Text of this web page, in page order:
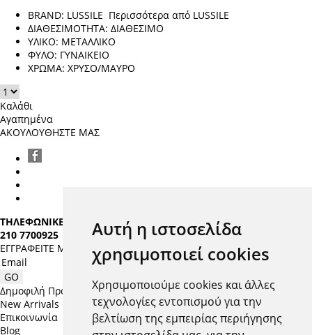
Αυτή η ιστοσελίδα
χρησιμοποιεί cookies
Χρησιμοποιούμε cookies και άλλες
τεχνολογίες εντοπισμού για την
βελτίωση της εμπειρίας περιήγησης
BRAND: LUSSILE Περισσότερα από LUSSILE
ΔΙΑΘΕΣΙΜΟΤΗΤΑ: ΔΙΑΘΕΣΙΜΟ
ΥΛΙΚΟ: ΜΕΤΑΛΛΙΚΟ
ΦΥΛΟ: ΓΥΝΑΙΚΕΙΟ
ΧΡΩΜΑ: ΧΡΥΣΟ/ΜΑΥΡΟ
Καλάθι
Αγαπημένα
ΑΚΟΥΛΟΥΘΗΣΤΕ ΜΑΣ
ΤΗΛΕΦΩΝΙΚΕΣ ΠΑΡΑΓΓΕΛΙΕΣ:
210 7700925
ΕΓΓΡΑΦΕΙΤΕ MAILING LIST
Δημοφιλή Προϊόντα
New Arrivals
Επικοινωνία
Blog